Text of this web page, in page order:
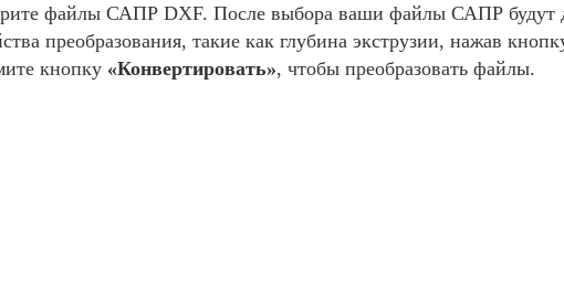
файлы САПР DXF. После выбора ваши файлы САПР будут
преобразования, такие как глубина экструзии, нажав
кнопку «Конвертировать», чтобы преобразовать файлы.